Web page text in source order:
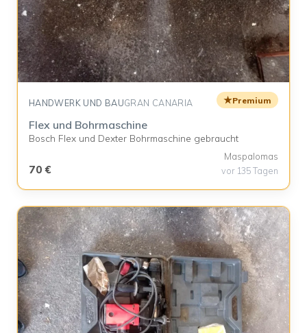
HANDWERK UND BAUGRAN CANARIA ★Premium
Flex und Bohrmaschine
Bosch Flex und Dexter Bohrmaschine gebraucht
70 €
Maspalomas
vor 135 Tagen